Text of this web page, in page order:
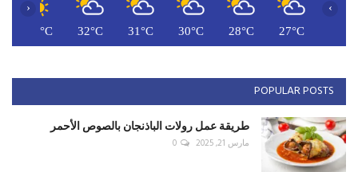
27°C
28°C
30°C
31°C
32°C
32°C
‹ ›
POPULAR POSTS
طريقة عمل رولات الباذنجان بالصوص الأحمر
مارس 21, 2025 0